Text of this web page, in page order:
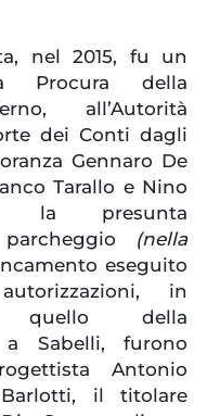
nel 2015, fu un
Procura della
all’Autorità
dei Conti dagli
Gennaro De
Tarallo e Nino
la presunta
parcheggio (nella
eseguito
in
quello della
a Sabelli, furono
Antonio
il titolare